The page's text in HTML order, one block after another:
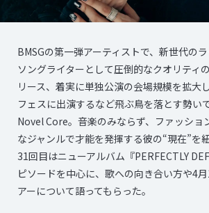
BMSGの第一弾アーティストで、新世代の
ソングライターとして圧倒的なクオリティ
リース、着実に単独公演の会場規模を拡大
フェスに出演するなど飛ぶ鳥を落とす勢い
Novel Core。音楽のみならず、ファッショ
なジャンルで才能を発揮する彼の“現在”を
31回目はニューアルバム『PERFECTLY
ピソードを中心に、歌への向き合い方や4
アーについて語ってもらった。